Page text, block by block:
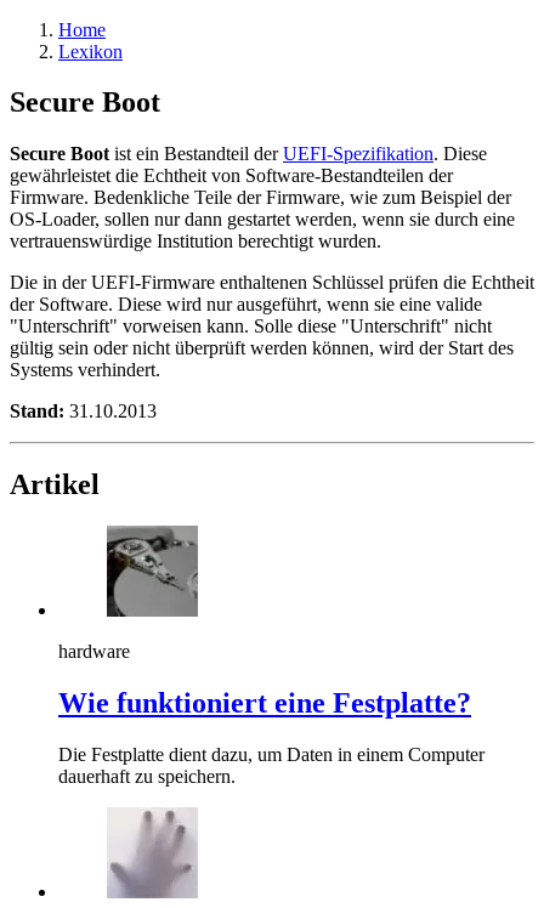
Home
Lexikon
Secure Boot
Secure Boot ist ein Bestandteil derUEFI-Spezifikation. Diese
gewährleistet die Echtheit von Software-Bestandteilen der
Firmware. Bedenkliche Teile der Firmware, wie zum Beispiel der
OS-Loader, sollen nur dann gestartet werden, wenn sie durch eine
vertrauenswürdige Institution berechtigt wurden.
Die in der UEFI-Firmware enthaltenen Schlüssel prüfen die Echtheit
der Software. Diese wird nur ausgeführt, wenn sie eine valide
"Unterschrift" vorweisen kann. Solle diese "Unterschrift" nicht
gültig sein oder nicht überprüft werden können, wird der Start des
Systems verhindert.
Stand: 31.10.2013
Artikel
hardware
Wie funktioniert eine Festplatte?
Die Festplatte dient dazu, um Daten in einem Computer
dauerhaft zu speichern.